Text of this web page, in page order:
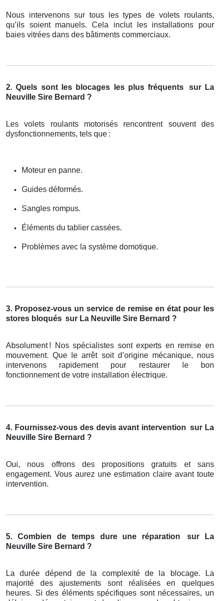
Nous intervenons sur tous les types de volets roulants,
qu’ils soient manuels. Cela inclut les installations pour
baies vitrées dans des bâtiments commerciaux.
2. Quels sont les blocages les plus fréquents
sur La
Neuville Sire Bernard ?
Les volets roulants motorisés rencontrent souvent des
dysfonctionnements, tels que :
Moteur en panne.
Guides déformés.
Sangles rompus.
Éléments du tablier cassées.
Problèmes avec la système domotique.
3. Proposez-vous un service de remise en état pour les
stores bloqués sur La Neuville Sire Bernard ?
Absolument ! Nos spécialistes sont experts en remise en
mouvement. Que le arrêt soit d’origine mécanique, nous
intervenons rapidement pour restaurer le bon
fonctionnement de votre installation é lectrique.
4. Fournissez-vous des devis avant intervention sur La
Neuville Sire Bernard ?
Oui, nous offrons des propositions gratuits et sans
engagement. Vous aurez une estimation claire avant toute
intervention.
5. Combien de temps dure une réparation
sur La
Neuville Sire Bernard ?
La durée dépend de la complexité de la blocage. La
majorité des ajustements sont réalisées en quelques
heures. Si des éléments spécifiques sont nécessaires, un